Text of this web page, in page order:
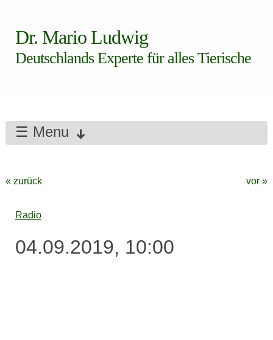
Dr. Mario Ludwig
Deutschlands Experte für alles Tierische
☰ Menu
« zurück vor »
Radio
04.09.2019, 10:00